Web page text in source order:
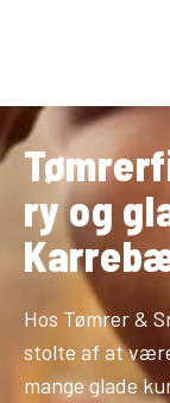
ry og
Hos Tømrer &
stolte af at
mange glade